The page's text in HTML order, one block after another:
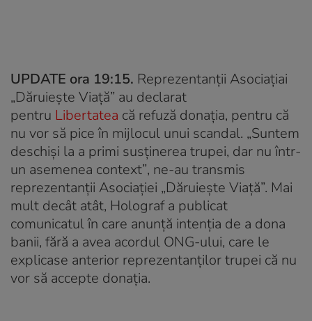
UPDATE ora 19:15. Reprezentanții Asociațiai
„Dăruiește Viață” au declarat
pentru Libertatea că refuză donația, pentru că
nu vor să pice în mijlocul unui scandal. „Suntem
deschiși la a primi susținerea trupei, dar nu într-
un asemenea context”, ne-au transmis
reprezentanții Asociației „Dăruiește Viață”. Mai
mult decât atât, Holograf a publicat
comunicatul în care anunță intenția de a dona
banii, fără a avea acordul ONG-ului, care le
explicase anterior reprezentanților trupei că nu
vor să accepte donația.